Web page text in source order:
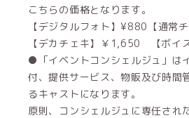
こちらの価格となります。
【デジタルフォト】¥880【通常
【デカチェキ】￥1,650 【ボイ
●「イベントコンシェルジュ」は
付、提供サービス、物販及び時間
るキャストになります。
原則、コンシェルジュに専任され